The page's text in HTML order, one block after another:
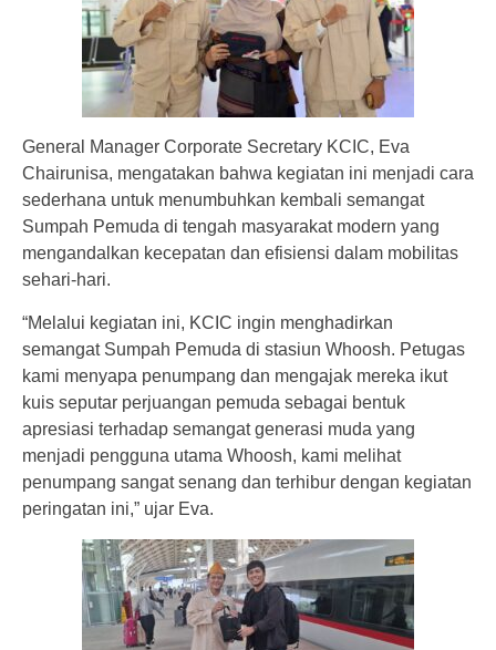
General Manager Corporate Secretary KCIC, Eva
Chairunisa, mengatakan bahwa kegiatan ini menjadi cara
sederhana untuk menumbuhkan kembali semangat
Sumpah Pemuda di tengah masyarakat modern yang
mengandalkan kecepatan dan efisiensi dalam mobilitas
sehari-hari.
“Melalui kegiatan ini, KCIC ingin menghadirkan
semangat Sumpah Pemuda di stasiun Whoosh. Petugas
kami menyapa penumpang dan mengajak mereka ikut
kuis seputar perjuangan pemuda sebagai bentuk
apresiasi terhadap semangat generasi muda yang
menjadi pengguna utama Whoosh, kami melihat
penumpang sangat senang dan terhibur dengan kegiatan
peringatan ini,” ujar Eva.